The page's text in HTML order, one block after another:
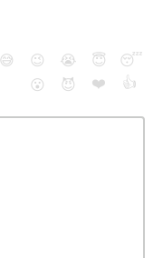
😅 😉 😭 😇
😴
😮
😈 ❤️ 👍